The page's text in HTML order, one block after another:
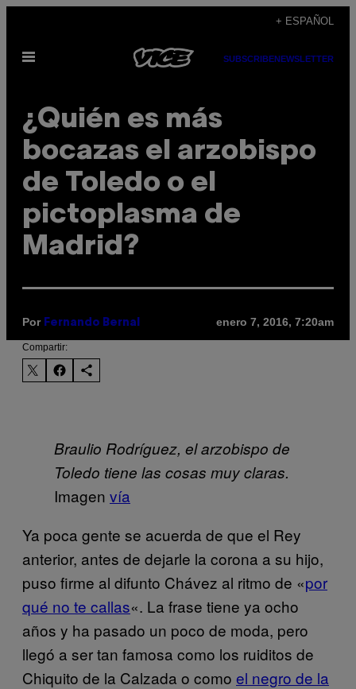
contenido
+ ESPAÑOL
Abrir
SUBSCRIBENEWSLETTER
¿Quién es más
bocazas el arzobispo
de Toledo o el
pictoplasma de
Madrid?
Por Fernando Bernal enero 7, 2016, 7:20am
Compartir:
Braulio Rodríguez, el arzobispo de
Toledo tiene las cosas muy claras.
Imagen vía
Ya poca gente se acuerda de que el Rey
anterior, antes de dejarle la corona a su hijo,
puso firme al difunto Chávez al ritmo de «por
qué no te callas«. La frase tiene ya ocho
años y ha pasado un poco de moda, pero
llegó a ser tan famosa como los ruiditos de
Chiquito de la Calzada o como el negro de la